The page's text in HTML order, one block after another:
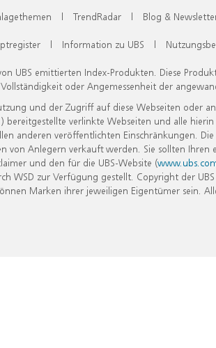
| TrendRadar | Blog &
| Information zu UBS |
UBS emittierten Index-Produkten. Diese
oder Angemessenheit der
und der Zugriff auf diese Webseiten oder
verlinkte Webseiten und alle
anderen veröffentlichten Einschränkungen.
Anlegern verkauft werden. Sie sollten
und den für die UBS-Website (
zur Verfügung gestellt. Copyright der
Marken ihrer jeweiligen Eigentümer sein.